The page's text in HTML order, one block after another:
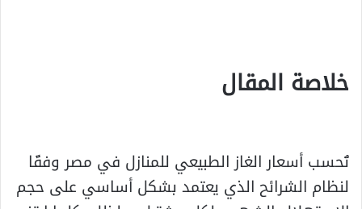
خلاصة المقال
تُحسب أسعار الغاز الطبيعي للمنازل في مصر وفقًا
لنظام الشرائح الذي يعتمد بشكل أساسي على حجم